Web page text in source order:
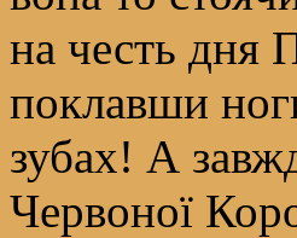
на честь дня
поклавши
зубах! А
Червоної